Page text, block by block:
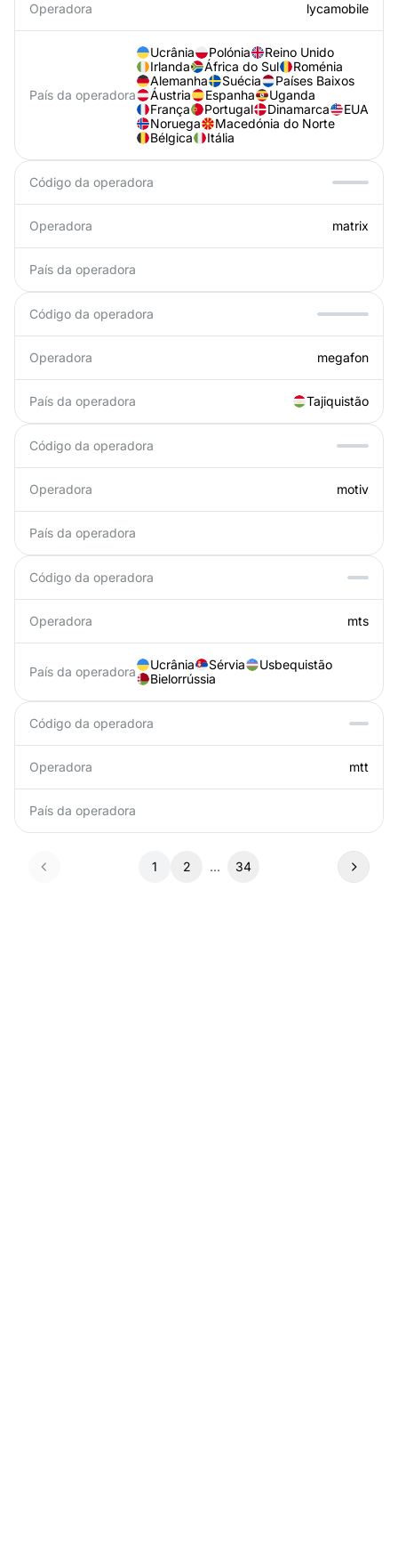
Operadora lycamobile
País da operadora
Ucrânia Polónia
Reino Unido
Irlanda
África do Sul
Roménia
Alemanha
Suécia
Países Baixos
Áustria
Espanha
Uganda
França
Portugal Dinamarca
EUA
Noruega
Macedónia do Norte
Bélgica
Itália
Código da operadora
Operadora matrix
País da operadora
Código da operadora
Operadora megafon
País da operadora Tajiquistão
Código da operadora
Operadora motiv
País da operadora
Código da operadora
Operadora mts
País da operadora Ucrânia Sérvia
Usbequistão
Bielorrússia
Código da operadora
Operadora mtt
País da operadora
1 2 ... 34